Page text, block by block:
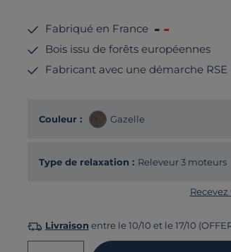
Fabriqué en France
Bois issu de forêts européennes
Fabricant avec une démarche RSE
Couleur : Gazelle
Type de relaxation : Releveur 3 moteurs
Livraison entre le 10/10 et le 17/10